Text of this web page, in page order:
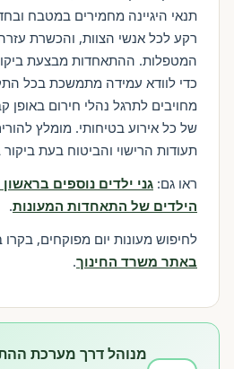
תנאי היגיינה מחמירים במטבח
רקע לכל אנשי הצוות, והכשרת
המטפלות. ההתאחדות מבצעת
כדי לוודא עמידה מתמשכת בכל
מחויבים לתרגל נהלי חירום באופן
של כל אירוע בטיחותי. מומלץ
תעודות הרישוי והביטוח בעת ביקור
ראו גם: גני ילדים נוספים בראשון
הילדים של התאחדות המעונות.
לחיפוש מעונות יום מפוקחים, בקרו
באתר משרד החינוך.
מנוהל דרך מערכת